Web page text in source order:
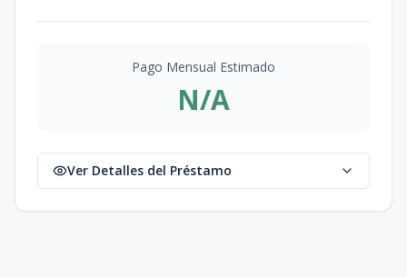
Pago Mensual Estimado
N/A
Ver Detalles del Préstamo